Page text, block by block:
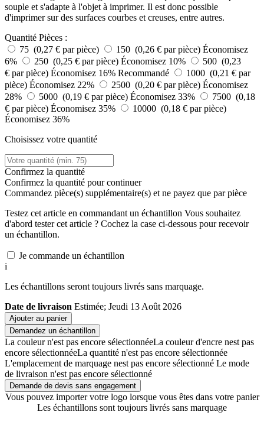
souple et s'adapte à l'objet à imprimer. Il est donc possible
d'imprimer sur des surfaces courbes et creuses, entre autres.
Quantité Pièces :
75 (0,27 € par pièce)
150 (0,26 € par pièce) Économisez
6%
250 (0,25 € par pièce) Économisez 10%
500 (0,23
€ par pièce) Économisez 16% Recommandé
1000 (0,21 € par
pièce) Économisez 22% 2500 (0,20 € par pièce) Économisez
28%
5000 (0,19 € par pièce) Économisez 33%
7500 (0,18
€ par pièce) Économisez 35%
10000 (0,18 € par pièce)
Économisez 36%
Choisissez votre quantité
Confirmez la quantité
Confirmez la quantité pour continuer
Commandez pièce(s) supplémentaire(s) et ne payez que par pièce
Testez cet article en commandant un échantillon Vous souhaitez
d'abord tester cet article ? Cochez la case ci-dessous pour recevoir
un échantillon.
Je commande un échantillon
i
Les échantillons seront toujours livrés sans marquage.
Date de livraison Estimée; Jeudi 13 Août 2026
Ajouter au panier
Demandez un échantillon
La couleur n'est pas encore sélectionnéeLa couleur d'encre nest pas
encore sélectionnéeLa quantité n'est pas encore sélectionnée
L'emplacement de marquage nest pas encore sélectionné Le mode
de livraison n'est pas encore sélectionné
Demande de devis sans engagement
Vous pouvez importer votre logo lorsque vous êtes dans votre panier
Les échantillons sont toujours livrés sans marquage